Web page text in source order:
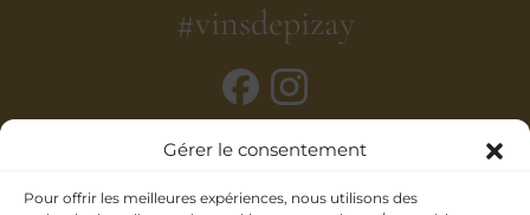
Gérer le consentement
Pour offrir les meilleures expériences, nous utilisons des
#vinsdepizay